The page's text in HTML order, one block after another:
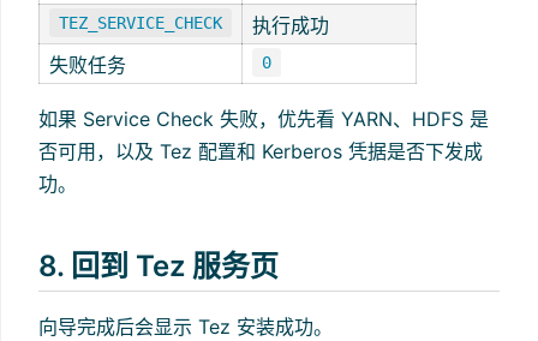
TEZ_SERVICE_CHECK
执行成功
失败任务
0
如果 Service Check 失败，优先看 YARN、HDFS 是
否可用，以及 Tez 配置和 Kerberos 凭据是否下发成
功。
8. 回到 Tez 服务页
向导完成后会显示 Tez 安装成功。